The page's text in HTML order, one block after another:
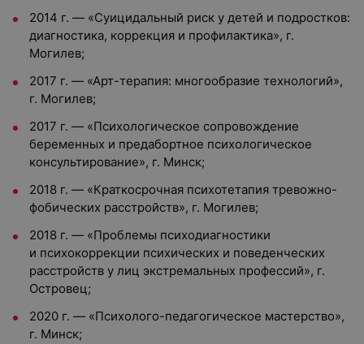
2014 г. — «Суицидальный риск у детей и подростков:
диагностика, коррекция и профилактика», г.
Могилев;
2017 г. — «Арт-терапия: многообразие технологий»,
г. Могилев;
2017 г. — «Психологическое сопровождение
беременных и предабортное психологическое
консультирование», г. Минск;
2018 г. — «Краткосрочная психотетапия тревожно-
фобических расстройств», г. Могилев;
2018 г. — «Проблемы психодиагностики
и психокоррекции психических и поведенческих
расстройств у лиц экстремальных профессий», г.
Островец;
2020 г. — «Психолого-педагогическое мастерство»,
г. Минск;